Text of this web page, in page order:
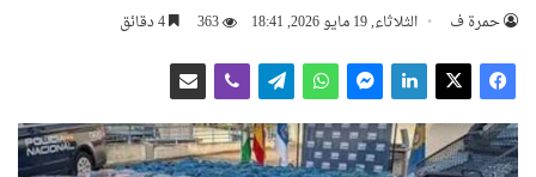
حمرة ف الثلاثاء, 19 مايو 2026, 18:41 363